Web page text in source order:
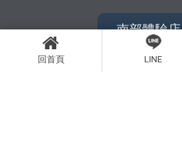
回首頁 LINE
南部體驗店